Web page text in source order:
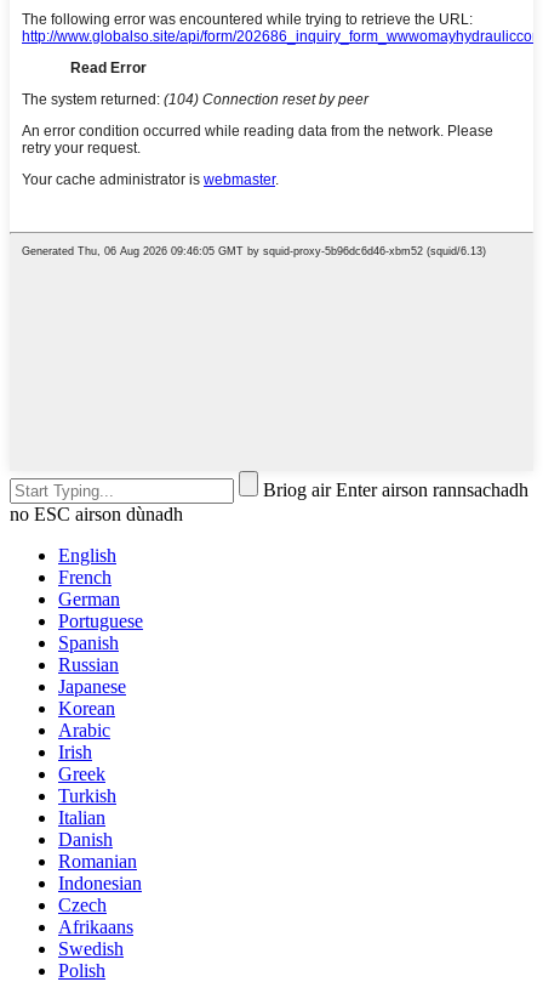
Briog air Enter airson rannsachadh
no ESC airson dùnadh
English
French
German
Portuguese
Spanish
Russian
Japanese
Korean
Arabic
Irish
Greek
Turkish
Italian
Danish
Romanian
Indonesian
Czech
Afrikaans
Swedish
Polish